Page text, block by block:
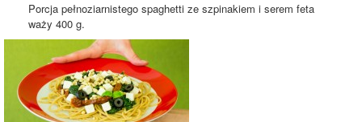
Porcja pełnoziarnistego spaghetti ze szpinakiem i serem feta
waży 400 g.